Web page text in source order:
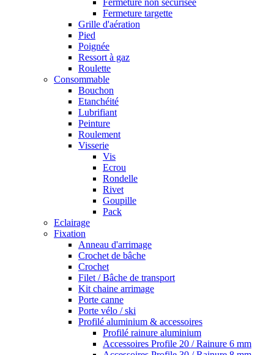
Fermeture non sécurisée
Fermeture targette
Grille d'aération
Pied
Poignée
Ressort à gaz
Roulette
Consommable
Bouchon
Etanchéité
Lubrifiant
Peinture
Roulement
Visserie
Vis
Ecrou
Rondelle
Rivet
Goupille
Pack
Eclairage
Fixation
Anneau d'arrimage
Crochet de bâche
Crochet
Filet / Bâche de transport
Kit chaine arrimage
Porte canne
Porte vélo / ski
Profilé aluminium & accessoires
Profilé rainure aluminium
Accessoires Profile 20 / Rainure 6 mm